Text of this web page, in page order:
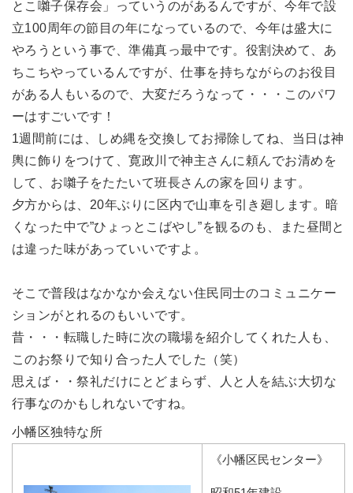
とこ囃子保存会」っていうのがあるんですが、今年で設
立100周年の節目の年になっているので、今年は盛大に
やろうという事で、準備真っ最中です。役割決めて、あ
ちこちやっているんですが、仕事を持ちながらのお役目
がある人もいるので、大変だろうなって・・・このパワ
ーはすごいです！
1週間前には、しめ縄を交換してお掃除してね、当日は神
輿に飾りをつけて、寛政川で神主さんに頼んでお清めを
して、お囃子をたたいて班長さんの家を回ります。
夕方からは、20年ぶりに区内で山車を引き廻します。暗
くなった中で”ひょっとこばやし”を観るのも、また昼間と
は違った味があっていいですよ。
そこで普段はなかなか会えない住民同士のコミュニケー
ションがとれるのもいいです。
昔・・・転職した時に次の職場を紹介してくれた人も、
このお祭りで知り合った人でした（笑）
思えば・・祭礼だけにとどまらず、人と人を結ぶ大切な
行事なのかもしれないですね。
小幡区独特な所
《小幡区民センター》